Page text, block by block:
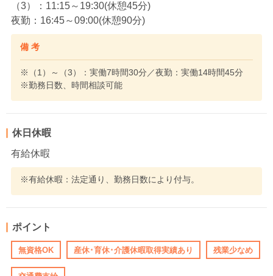
（3）：11:15～19:30(休憩45分)
夜勤：16:45～09:00(休憩90分)
備 考
※（1）～（3）：実働7時間30分／夜勤：実働14時間45分
※勤務日数、時間相談可能
休日休暇
有給休暇
※有給休暇：法定通り、勤務日数により付与。
ポイント
無資格OK 産休･育休･介護休暇取得実績あり 残業少なめ